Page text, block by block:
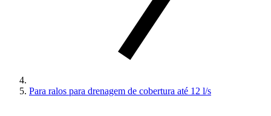
Para ralos para drenagem de cobertura até 12 l/s